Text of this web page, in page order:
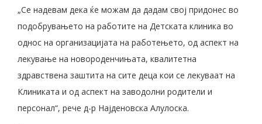
„Се надевам дека ќе можам да дадам свој придонес во
подобрувањето на работите на Детската клиника во
однос на организацијата на работењето, од аспект на
лекување на новороденчињата, квалитетна
здравствена заштита на сите деца кои се лекуваат на
Клиниката и од аспект на заводолни родители и
персонал“, рече д-р Најденовска Алулоска.